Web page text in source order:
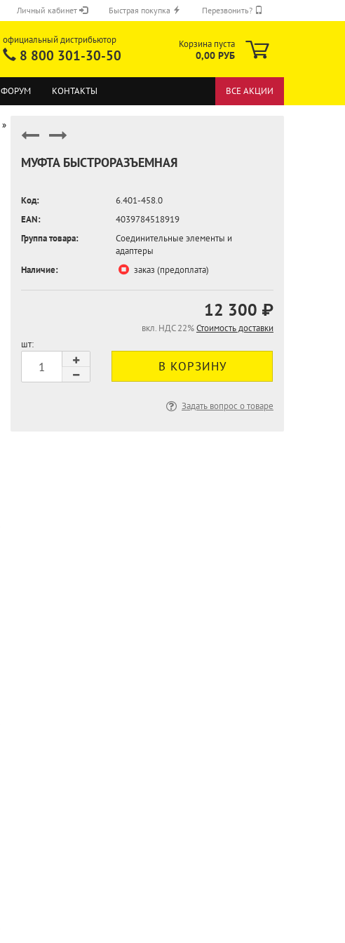
Личный кабинет Быстрая покупка Перезвонить?
официальный дистрибьютор
8 800 301-30-50
Корзина пуста
0,00 РУБ
ФОРУМ КОНТАКТЫ ВСЕ АКЦИИ
»
МУФТА БЫСТРОРАЗЪЕМНАЯ
Код:
6.401-458.0
EAN:
4039784518919
Группа товара:
Соединительные элементы и
адаптеры
Наличие:
заказ (предоплата)
12 300 ₽
вкл. НДС 22%Стоимость доставки
шт:
Задать вопрос о товаре